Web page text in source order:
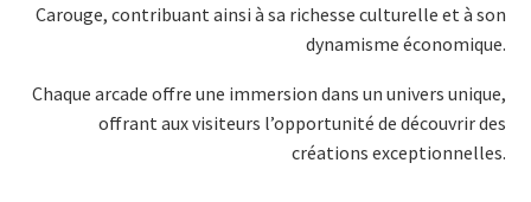
Carouge, contribuant ainsi à sa richesse culturelle et à son
dynamisme économique.
Chaque arcade offre une immersion dans un univers unique,
offrant aux visiteurs l’opportunité de découvrir des
créations exceptionnelles.